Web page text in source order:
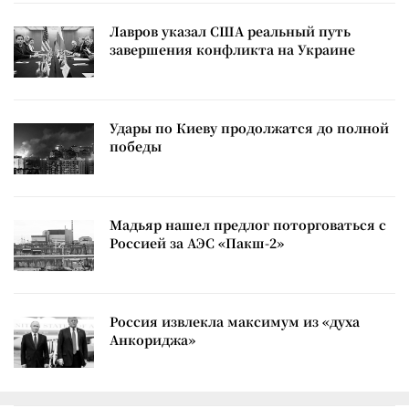
Лавров указал США реальный путь
завершения конфликта на Украине
Удары по Киеву продолжатся до полной
победы
Мадьяр нашел предлог поторговаться с
Россией за АЭС «Пакш-2»
Россия извлекла максимум из «духа
Анкориджа»